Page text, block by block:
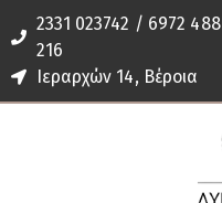
2331 023742 / 6972 488
216
Ιεραρχών 14, Βέροια